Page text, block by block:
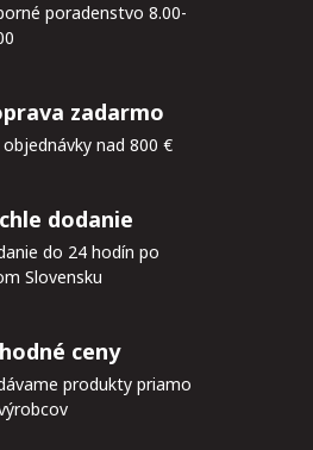
poradenstvo 8.00-
zadarmo
objednávky nad 800 €
dodanie
do 24 hodín po
Slovensku
ceny
produkty priamo